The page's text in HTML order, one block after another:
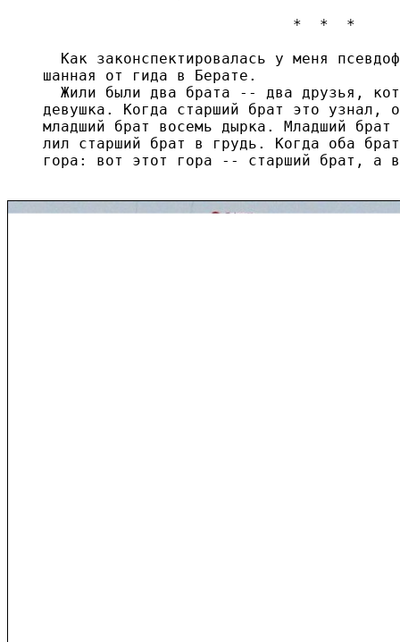
                            *  *  *
Как законспектировалась у меня
шанная от гида в Берате.
Жили были два брата -- два друзья,
девушка. Когда старший брат это узнал,
младший брат восемь дырка. Младший
лил старший брат в грудь. Когда оба
гора: вот этот гора -- старший брат, а